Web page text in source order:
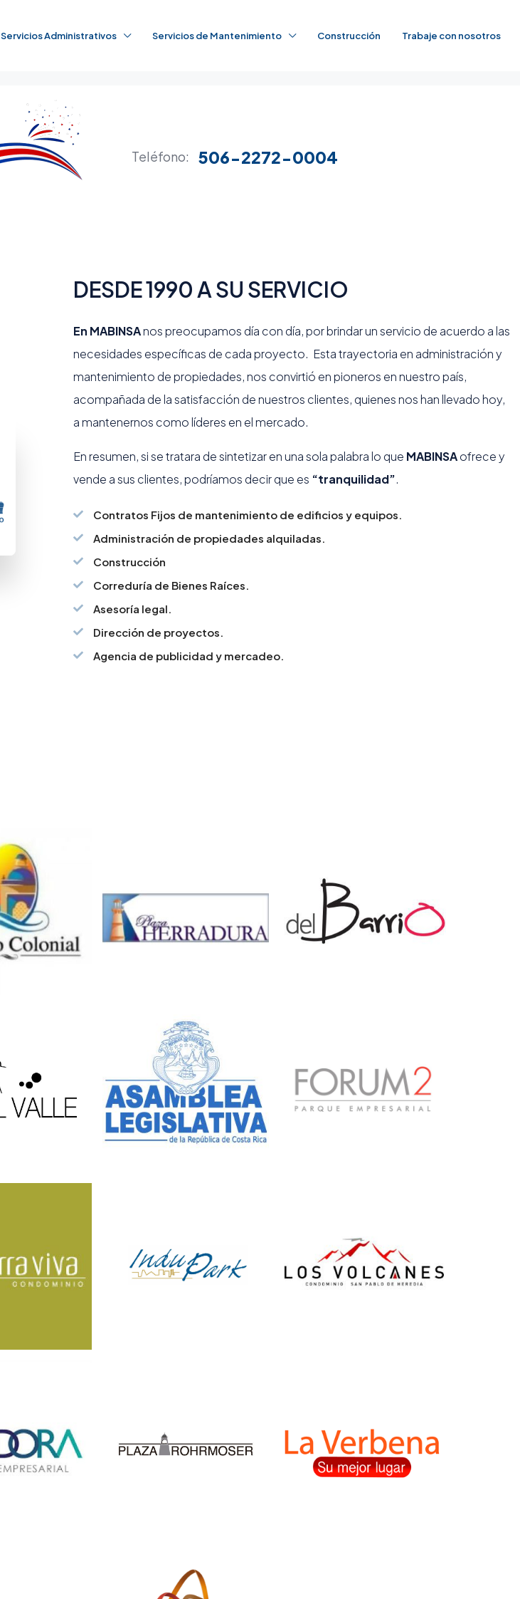
Servicios Administrativos Servicios de Mantenimiento Construcción Trabaje con nosotros
Teléfono: 506-2272-0004
DESDE 1990 A SU SERVICIO
En MABINSAnos preocupamos día con día, por brindar un servicio de acuerdo a las
necesidades específicas de cada proyecto. Esta trayectoria en administración y
mantenimiento de propiedades, nos convirtió en pioneros en nuestro país,
acompañada de la satisfacción de nuestros clientes, quienes nos han llevado hoy,
a mantenernos como líderes en el mercado.
En resumen, si se tratara de sintetizar en una sola palabra lo que MABINSAofrece y
vende a sus clientes, podríamos decir que es “tranquilidad”.
Contratos Fijos de mantenimiento de edificios y equipos.
Administración de propiedades alquiladas.
Construcción
Correduría de Bienes Raíces.
Asesoría legal.
Dirección de proyectos.
Agencia de publicidad y mercadeo.